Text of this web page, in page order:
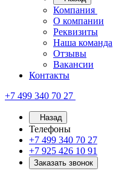
Компания
О компании
Реквизиты
Наша команда
Отзывы
Вакансии
Контакты
+7 499 340 70 27
Назад
Телефоны
+7 499 340 70 27
+7 925 426 10 91
Заказать звонок